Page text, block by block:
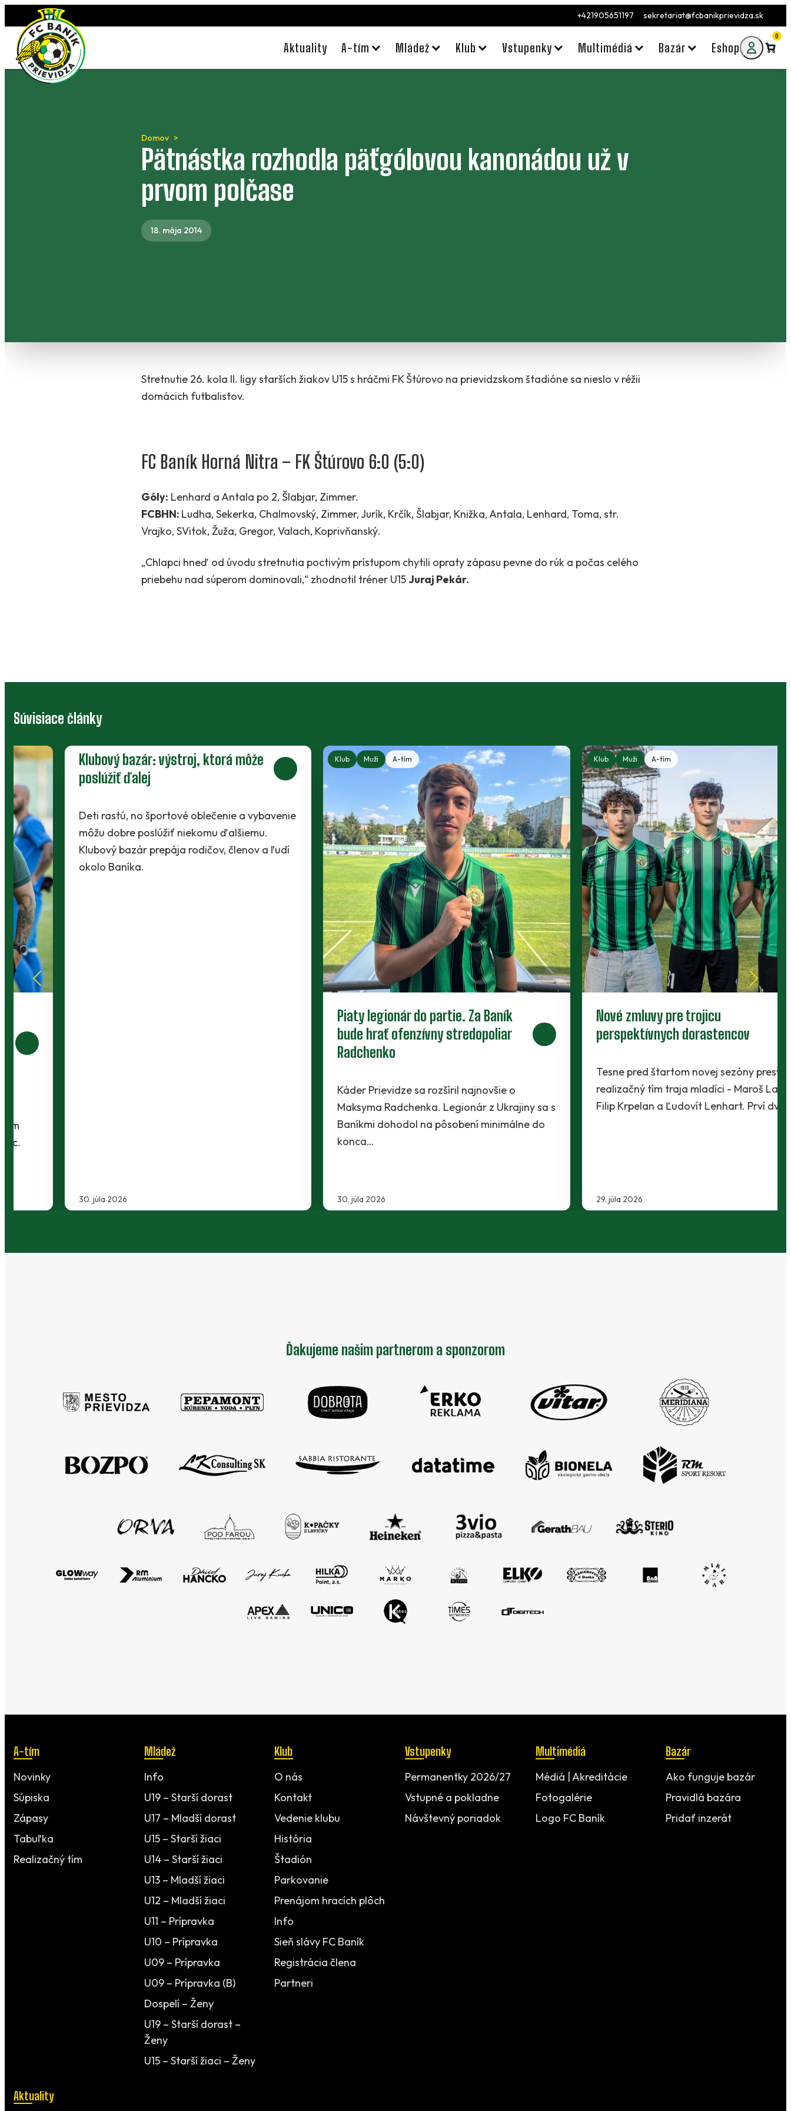
Preskočiť
na
obsah
+421905651197 sekretariat@fcbanikprievidza.sk
Aktuality A-tím Mládež Klub Vstupenky Multimédiá Bazár Eshop
0
Domov
Pätnástka rozhodla päťgólovou kanonádou už v
prvom polčase
18. mája 2014
Stretnutie 26. kola II. ligy starších žiakov U15 s hráčmi FK Štúrovo na prievidzskom štadióne sa nieslo v réžii
domácich futbalistov.
FC Baník Horná Nitra – FK Štúrovo 6:0 (5:0)
Góly: Lenhard a Antala po 2, Šlabjar, Zimmer.
FCBHN: Ludha, Sekerka, Chalmovský, Zimmer, Jurík, Krčík, Šlabjar, Knižka, Antala, Lenhard, Toma, str.
Vrajko, SVitok, Žuža, Gregor, Valach, Koprivňanský.
„Chlapci hneď od úvodu stretnutia poctivým prístupom chytili opraty zápasu pevne do rúk a počas celého
priebehu nad súperom dominovali,“ zhodnotil tréner U15Juraj Pekár.
Súvisiace články
Klubový bazár: výstroj, ktorá môže
poslúžiť ďalej
Deti rastú, no športové oblečenie a vybavenie
môžu dobre poslúžiť niekomu ďalšiemu.
Klubový bazár prepája rodičov, členov a ľudí
okolo Baníka.
Klub A-tím
Piaty legionár do partie. Za Baník
bude hrať ofenzívny stredopoliar
Radchenko
Káder Prievidze sa rozšíril najnovšie o
Maksyma Radchenka. Legionár z Ukrajiny sa s
Baníkmi dohodol na pôsobení minimálne do
Muži A-tím
Nové zmluvy pre trojicu
perspektívnych dorastencov
Tesne pred štartom novej sezóny presvedčili
realizačný tím traja mladíci - Maroš Lahký,
Filip Krpelan a Ľudovít Lenhart. Prví dvaja…
Ďakujeme našim partnerom a sponzorom
A-tím
Novinky
Súpiska
Zápasy
Tabuľka
Realizačný tím
Mládež
Info
U19 – Starší dorast
U17 – Mladší dorast
U15 – Starší žiaci
U14 – Starší žiaci
U13 – Mladší žiaci
U12 – Mladší žiaci
U11 – Prípravka
U10 – Prípravka
U09 – Prípravka
U09 – Prípravka (B)
Dospelí – Ženy
U19 – Starší dorast –
Ženy
U15 – Starší žiaci – Ženy
Klub
O nás
Kontakt
Vedenie klubu
História
Štadión
Parkovanie
Prenájom hracích plôch
Info
Sieň slávy FC Baník
Registrácia člena
Partneri
Vstupenky
Permanentky 2026/27
Vstupné a pokladne
Návštevný poriadok
Multimédiá
Médiá | Akreditácie
Fotogalérie
Logo FC Baník
Bazár
Ako funguje bazár
Pravidlá bazára
Pridať inzerát
Aktuality